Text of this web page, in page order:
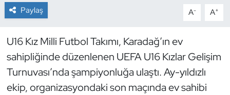
Paylaş A- A+
U16 Kız Milli Futbol Takımı, Karadağ’ın ev
sahipliğinde düzenlenen UEFA U16 Kızlar Gelişim
Turnuvası’nda şampiyonluğa ulaştı. Ay-yıldızlı
ekip, organizasyondaki son maçında ev sahibi
Curling
Dans Sporları
Dövüş Sanatı